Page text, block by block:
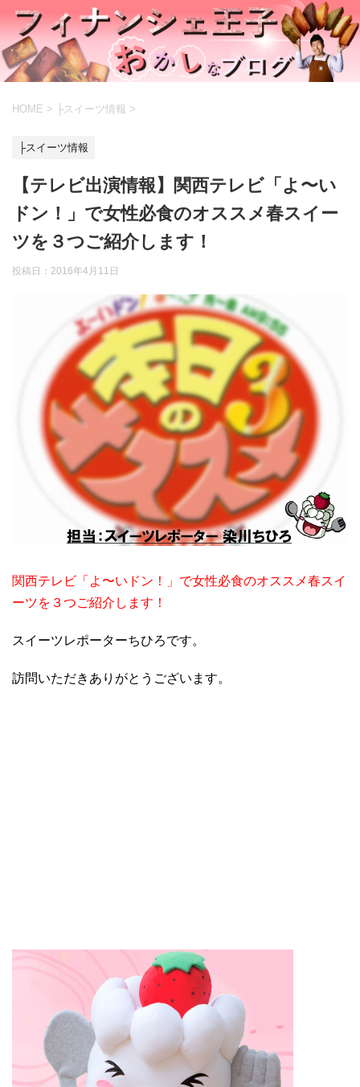
HOME > ├スイーツ情報 >
├スイーツ情報
【テレビ出演情報】関西テレビ「よ〜い
ドン！」で女性必食のオススメ春スイー
ツを３つご紹介します！
投稿日： 2016年4月11日
関西テレビ「よ〜いドン！」で女性必食のオススメ春スイ
ーツを３つご紹介します！
スイーツレポーターちひろです。
訪問いただきありがとうございます。